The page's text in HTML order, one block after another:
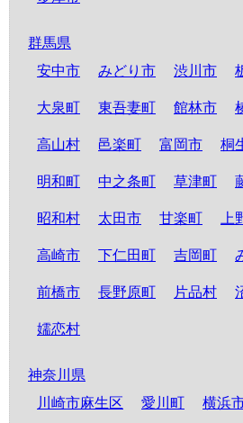
群馬県
安中市
みどり市 渋川市
大泉町 東吾妻町 館林市
高山村 邑楽町 富岡市 桐
明和町 中之条町 草津町
昭和村 太田市 甘楽町 上
高崎市 下仁田町 吉岡町
前橋市 長野原町 片品村
嬬恋村
神奈川県
川崎市麻生区
愛川町 横浜